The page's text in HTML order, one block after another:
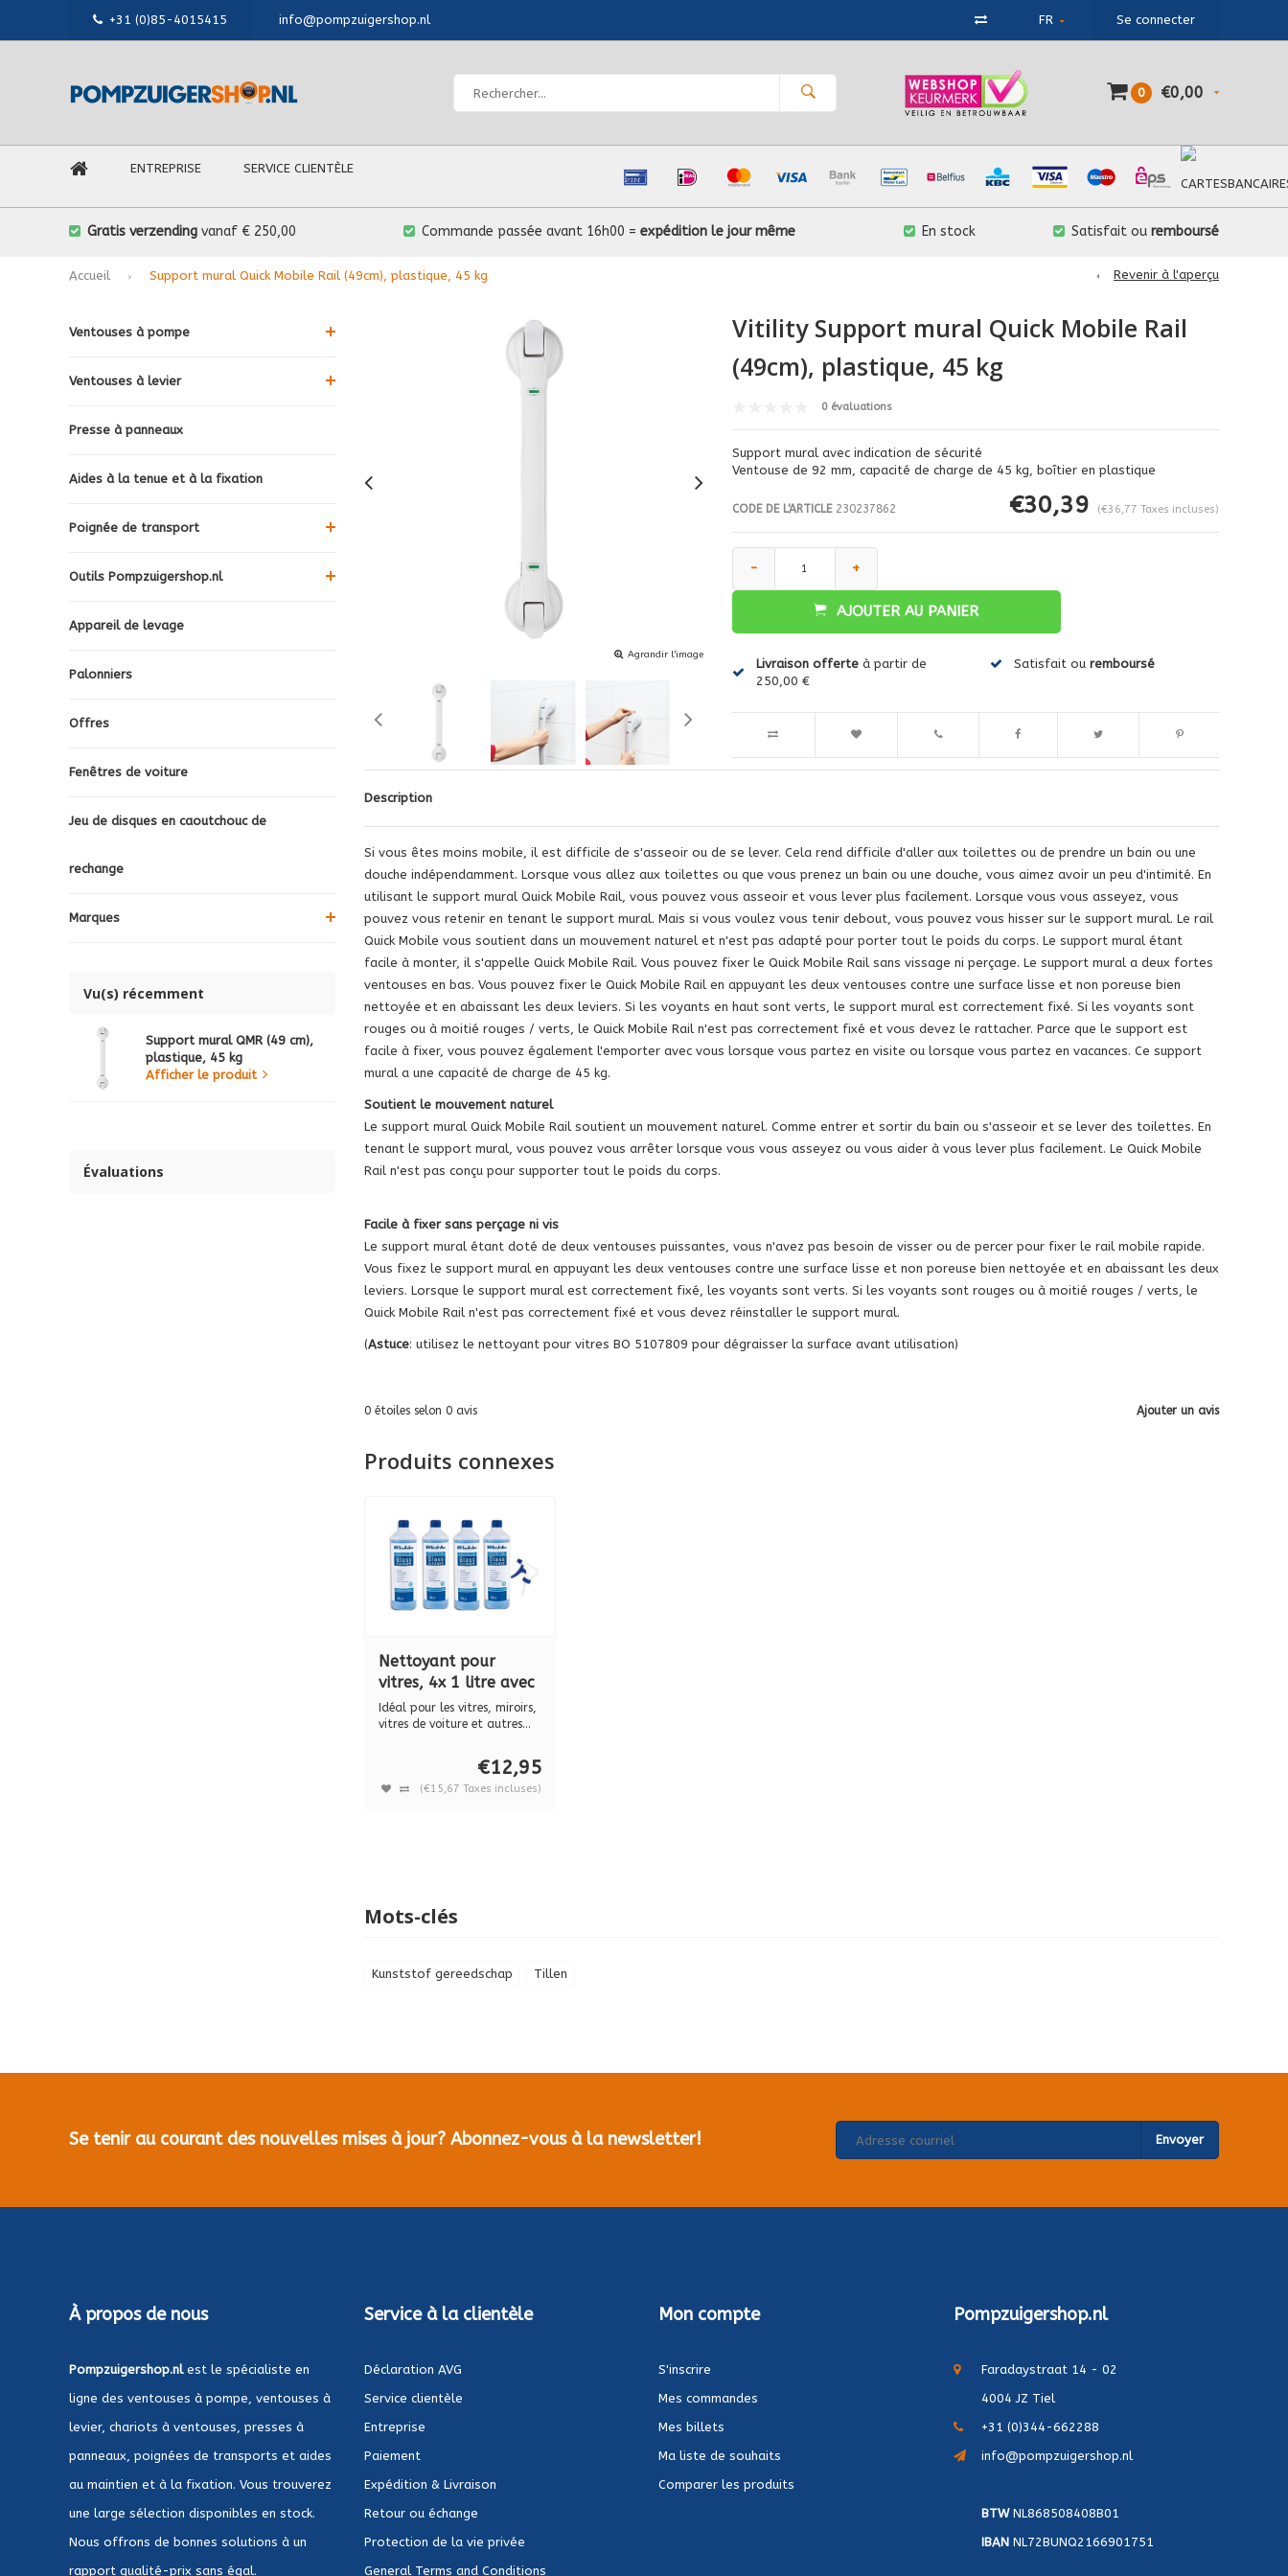
+31 (0)85-4015415 info@pompzuigershop.nl FR Se connecter
0 €0,00
ENTREPRISE SERVICE CLIENTÈLE
Gratis verzending vanaf € 250,00 Commande passée avant 16h00 =expédition le jour même En stock Satisfait ou remboursé
Accueil Support mural Quick Mobile Rail (49cm), plastique, 45 kg Revenir à l'aperçu
Ventouses à pompe
Ventouses à levier
Presse à panneaux
Aides à la tenue et à la fixation
Poignée de transport
Outils Pompzuigershop.nl
Appareil de levage
Palonniers
Offres
Fenêtres de voiture
Jeu de disques en caoutchouc de
rechange
Marques
Vu(s) récemment
Support mural QMR (49 cm),
plastique, 45 kg
Afficher le produit
Évaluations
Agrandir l'image
Vitility Support mural Quick Mobile Rail
(49cm), plastique, 45 kg
0 évaluations
Support mural avec indication de sécurité
Ventouse de 92 mm, capacité de charge de 45 kg, boîtier en plastique
CODE DE L'ARTICLE230237862 €30,39 (€36,77 Taxes incluses)
- +
AJOUTER AU PANIER
Livraison offerteà partir de
250,00 €
Satisfait ou remboursé
Description
Si vous êtes moins mobile, il est difficile de s'asseoir ou de se lever. Cela rend difficile d'aller aux toilettes ou de prendre un bain ou une
douche indépendamment. Lorsque vous allez aux toilettes ou que vous prenez un bain ou une douche, vous aimez avoir un peu d'intimité. En
utilisant le support mural Quick Mobile Rail, vous pouvez vous asseoir et vous lever plus facilement. Lorsque vous vous asseyez, vous
pouvez vous retenir en tenant le support mural. Mais si vous voulez vous tenir debout, vous pouvez vous hisser sur le support mural. Le rail
Quick Mobile vous soutient dans un mouvement naturel et n'est pas adapté pour porter tout le poids du corps. Le support mural étant
facile à monter, il s'appelle Quick Mobile Rail. Vous pouvez fixer le Quick Mobile Rail sans vissage ni perçage. Le support mural a deux fortes
ventouses en bas. Vous pouvez fixer le Quick Mobile Rail en appuyant les deux ventouses contre une surface lisse et non poreuse bien
nettoyée et en abaissant les deux leviers. Si les voyants en haut sont verts, le support mural est correctement fixé. Si les voyants sont
rouges ou à moitié rouges / verts, le Quick Mobile Rail n'est pas correctement fixé et vous devez le rattacher. Parce que le support est
facile à fixer, vous pouvez également l'emporter avec vous lorsque vous partez en visite ou lorsque vous partez en vacances. Ce support
mural a une capacité de charge de 45 kg.
Soutient le mouvement naturel
Le support mural Quick Mobile Rail soutient un mouvement naturel. Comme entrer et sortir du bain ou s'asseoir et se lever des toilettes. En
tenant le support mural, vous pouvez vous arrêter lorsque vous vous asseyez ou vous aider à vous lever plus facilement. Le Quick Mobile
Rail n'est pas conçu pour supporter tout le poids du corps.
Facile à fixer sans perçage ni vis
Le support mural étant doté de deux ventouses puissantes, vous n'avez pas besoin de visser ou de percer pour fixer le rail mobile rapide.
Vous fixez le support mural en appuyant les deux ventouses contre une surface lisse et non poreuse bien nettoyée et en abaissant les deux
leviers. Lorsque le support mural est correctement fixé, les voyants sont verts. Si les voyants sont rouges ou à moitié rouges / verts, le
Quick Mobile Rail n'est pas correctement fixé et vous devez réinstaller le support mural.
(Astuce: utilisez le nettoyant pour vitres BO 5107809 pour dégraisser la surface avant utilisation)
Ajouter un avis
0étoiles selon 0avis
Produits connexes
Nettoyant pour
vitres, 4x 1 litre avec
1 tête de
pulvérisation BO
Idéal pour les vitres, miroirs,
vitres de voiture et autres...
€12,95
(€15,67 Taxes incluses)
Mots-clés
Kunststof gereedschap Tillen
Se tenir au courant des nouvelles mises à jour? Abonnez-vous à la newsletter! Envoyer
À propos de nous
Pompzuigershop.nlest le spécialiste en
ligne des ventouses à pompe, ventouses à
levier, chariots à ventouses, presses à
panneaux, poignées de transports et aides
au maintien et à la fixation. Vous trouverez
une large sélection disponibles en stock.
Nous offrons de bonnes solutions à un
rapport qualité-prix sans égal.
Service à la clientèle
Déclaration AVG
Service clientèle
Entreprise
Paiement
Expédition & Livraison
Retour ou échange
Protection de la vie privée
General Terms and Conditions
Mon compte
S'inscrire
Mes commandes
Mes billets
Ma liste de souhaits
Comparer les produits
Pompzuigershop.nl
Faradaystraat 14 - 02
4004 JZ Tiel
+31 (0)344-662288
info@pompzuigershop.nl
BTWNL868508408B01
IBANNL72BUNQ2166901751